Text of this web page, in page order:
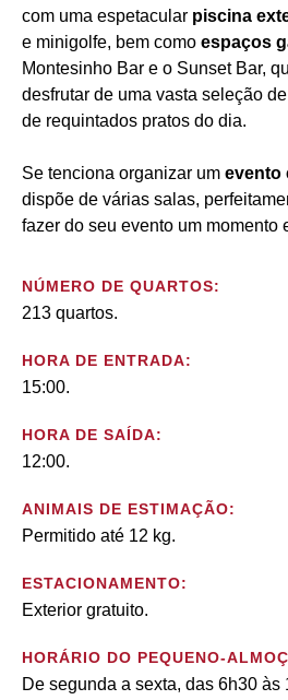
com uma espetacular piscina
e minigolfe, bem como espaços
Montesinho Bar e o Sunset Bar,
desfrutar de uma vasta seleção
de requintados pratos do dia.
Se tenciona organizar um evento
dispõe de várias salas,
fazer do seu evento um momento
NÚMERO DE QUARTOS:
213 quartos.
HORA DE ENTRADA:
15:00.
HORA DE SAÍDA:
12:00.
ANIMAIS DE ESTIMAÇÃO:
Permitido até 12 kg.
ESTACIONAMENTO:
Exterior gratuito.
HORÁRIO DO PEQUENO-
De segunda a sexta, das 6h30 às